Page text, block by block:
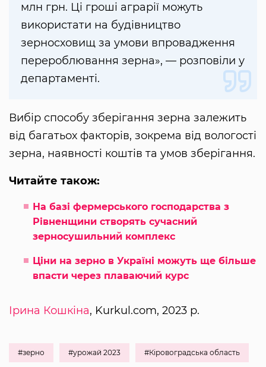
млн грн. Ці гроші аграрії можуть
використати на будівництво
зерносховищ за умови впровадження
перероблювання зерна», — розповіли у
департаменті.
Вибір способу зберігання зерна залежить
від багатьох факторів, зокрема від вологості
зерна, наявності коштів та умов зберігання.
Читайте також:
На базі фермерського господарства з
Рівненщини створять сучасний
зерносушильний комплекс
Ціни на зерно в Україні можуть ще більше
впасти через плаваючий курс
Ірина Кошкіна, Kurkul.com, 2023 р.
#зерно #урожай 2023 #Кіровоградська область